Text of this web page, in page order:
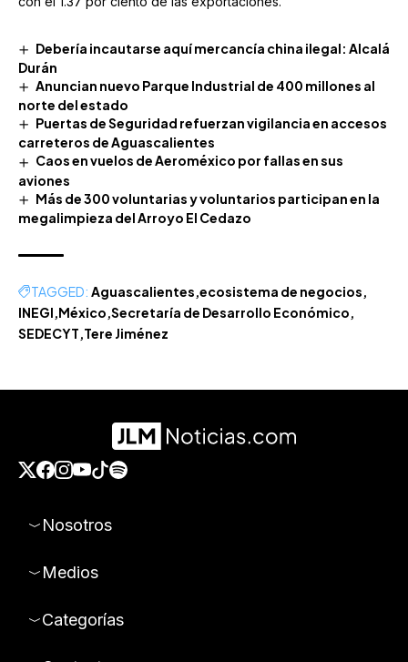
Debería incautarse aquí mercancía china ilegal: Alcalá
Durán
Anuncian nuevo Parque Industrial de 400 millones al
norte del estado
Puertas de Seguridad refuerzan vigilancia en accesos
carreteros de Aguascalientes
Caos en vuelos de Aeroméxico por fallas en sus
aviones
Más de 300 voluntarias y voluntarios participan en la
megalimpieza del Arroyo El Cedazo
TAGGED: Aguascalientes ecosistema de negocios
INEGI México Secretaría de Desarrollo Económico
SEDECYT Tere Jiménez
Nosotros
Medios
Categorías